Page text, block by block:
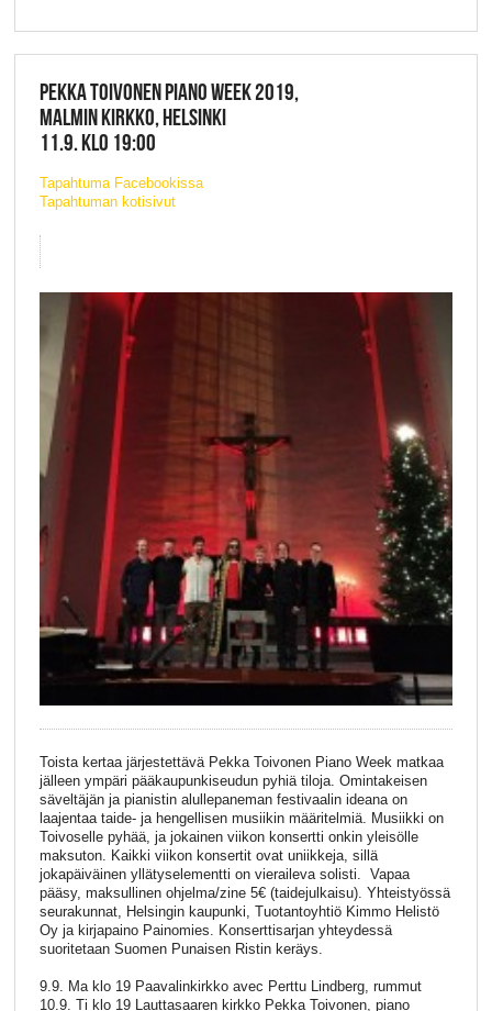
PEKKA TOIVONEN PIANO WEEK 2019,
MALMIN KIRKKO, HELSINKI
11.9. KLO 19:00
Tapahtuma Facebookissa
Tapahtuman kotisivut
Toista kertaa järjestettävä Pekka Toivonen Piano Week matkaa
jälleen ympäri pääkaupunkiseudun pyhiä tiloja. Omintakeisen
säveltäjän ja pianistin alullepaneman festivaalin ideana on
laajentaa taide- ja hengellisen musiikin määritelmiä. Musiikki on
Toivoselle pyhää, ja jokainen viikon konsertti onkin yleisölle
maksuton. Kaikki viikon konsertit ovat uniikkeja, sillä
jokapäiväinen yllätyselementti on vieraileva solisti. Vapaa
pääsy, maksullinen ohjelma/zine 5€ (taidejulkaisu). Yhteistyössä
seurakunnat, Helsingin kaupunki, Tuotantoyhtiö Kimmo Helistö
Oy ja kirjapaino Painomies. Konserttisarjan yhteydessä
suoritetaan Suomen Punaisen Ristin keräys.
9.9. Ma klo 19 Paavalinkirkko avec Perttu Lindberg, rummut
10.9. Ti klo 19 Lauttasaaren kirkko Pekka Toivonen, piano